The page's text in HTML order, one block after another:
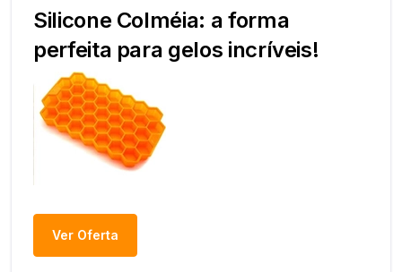
Silicone Colméia: a forma
perfeita para gelos incríveis!
Ver Oferta